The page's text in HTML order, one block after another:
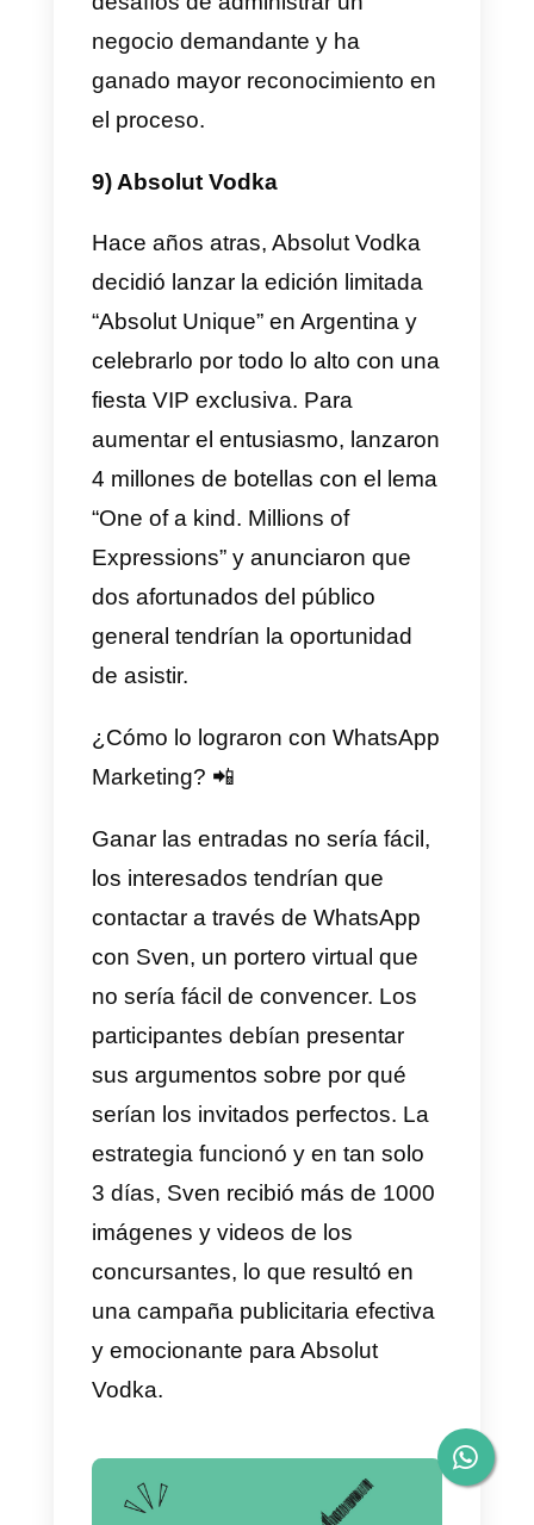
compañero faltaba al partido a
última hora. La idea general era
que estos equipos enviaran al
y lugar del partido y Adidas les
enviaba un jugador.
Los elegidos tuvieron la
oportunidad de jugar con
del fútbol como Kaká y los
mejores talentos de Londres,
mientras promocionaban los
zapatos Predator20 de la marca.
La campaña fue un éxito
con las apariciones de las
estrellas del fútbol en los campos
volviéndose virales en solo seis
días.
7) “Road to the Final” –
Heineken
Durante la final de la UEFA
Champions League, la
prestigiosa marca cervecera
campaña de marketing que
destacó el uso de WhatsApp
como el canal principal para
conectarse con sus
consumidores. Como en años
anteriores, Heineken buscaba